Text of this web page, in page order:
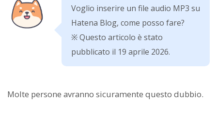
Voglio inserire un file audio MP3 su
Hatena Blog, come posso fare?
※ Questo articolo è stato
pubblicato il 19 aprile 2026.
Molte persone avranno sicuramente questo dubbio.